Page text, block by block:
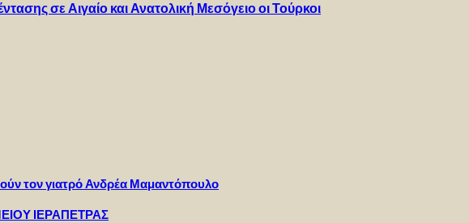
σε Αιγαίο και Ανατολική Μεσόγειο οι Τούρκοι
τον γιατρό Ανδρέα Μαμαντόπουλο
ΙΕΡΑΠΕΤΡΑΣ